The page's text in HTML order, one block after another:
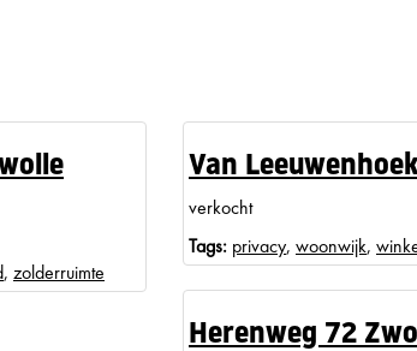
, zolderruimte
Van
verkocht
Tags: privacy, woonwijk,
Herenweg 72